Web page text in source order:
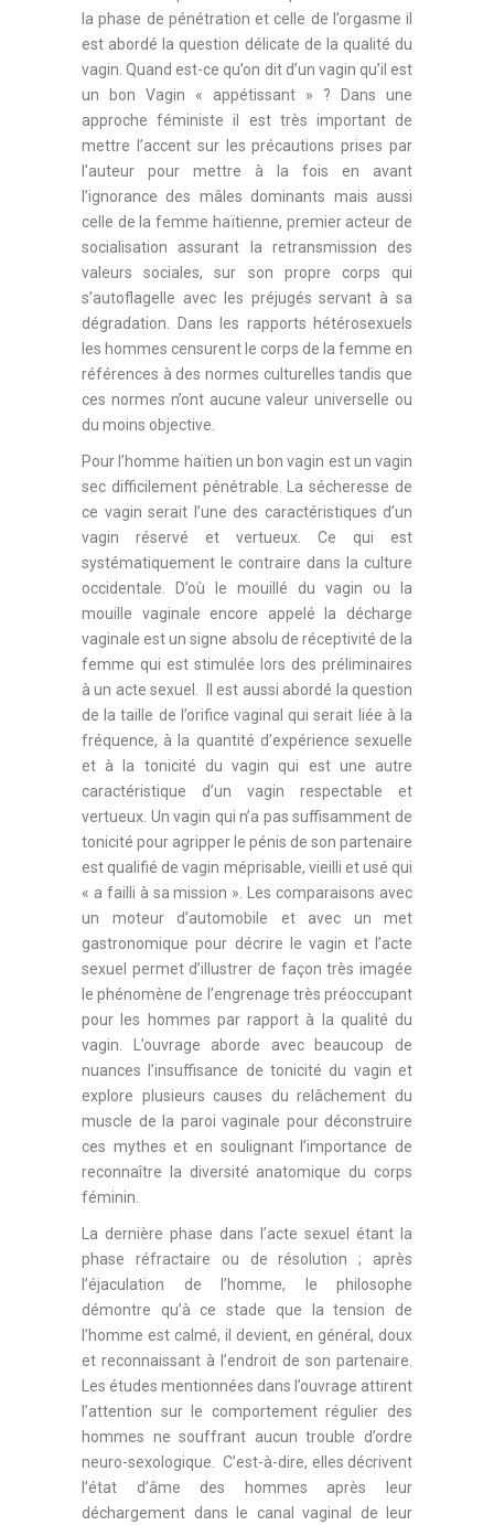
la phase de pénétration et celle de l’orgasme il
est abordé la question délicate de la qualité du
vagin. Quand est-ce qu’on dit d’un vagin qu’il est
un bon Vagin « appétissant » ? Dans une
approche féministe il est très important de
mettre l’accent sur les précautions prises par
l’auteur pour mettre à la fois en avant
l’ignorance des mâles dominants mais aussi
celle de la femme haïtienne, premier acteur de
socialisation assurant la retransmission des
valeurs sociales, sur son propre corps qui
s’autoflagelle avec les préjugés servant à sa
dégradation. Dans les rapports hétérosexuels
les hommes censurent le corps de la femme en
références à des normes culturelles tandis que
ces normes n’ont aucune valeur universelle ou
du moins objective.
Pour l’homme haïtien un bon vagin est un vagin
sec difficilement pénétrable. La sécheresse de
ce vagin serait l’une des caractéristiques d’un
vagin réservé et vertueux. Ce qui est
systématiquement le contraire dans la culture
occidentale. D’où le mouillé du vagin ou la
mouille vaginale encore appelé la décharge
vaginale est un signe absolu de réceptivité de la
femme qui est stimulée lors des préliminaires
à un acte sexuel. Il est aussi abordé la question
de la taille de l’orifice vaginal qui serait liée à la
fréquence, à la quantité d’expérience sexuelle
et à la tonicité du vagin qui est une autre
caractéristique d’un vagin respectable et
vertueux. Un vagin qui n’a pas suffisamment de
tonicité pour agripper le pénis de son partenaire
est qualifié de vagin méprisable, vieilli et usé qui
« a failli à sa mission ». Les comparaisons avec
un moteur d’automobile et avec un met
gastronomique pour décrire le vagin et l’acte
sexuel permet d’illustrer de façon très imagée
le phénomène de l’engrenage très préoccupant
pour les hommes par rapport à la qualité du
vagin. L’ouvrage aborde avec beaucoup de
nuances l’insuffisance de tonicité du vagin et
explore plusieurs causes du relâchement du
muscle de la paroi vaginale pour déconstruire
ces mythes et en soulignant l’importance de
reconnaître la diversité anatomique du corps
féminin.
La dernière phase dans l’acte sexuel étant la
phase réfractaire ou de résolution ; après
l’éjaculation de l’homme, le philosophe
démontre qu’à ce stade que la tension de
l’homme est calmé, il devient, en général, doux
et reconnaissant à l’endroit de son partenaire.
Les études mentionnées dans l’ouvrage attirent
l’attention sur le comportement régulier des
hommes ne souffrant aucun trouble d’ordre
neuro-sexologique. C’est-à-dire, elles décrivent
l’état d’âme des hommes après leur
déchargement dans le canal vaginal de leur